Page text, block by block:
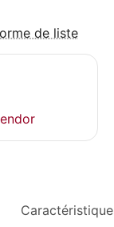
de liste